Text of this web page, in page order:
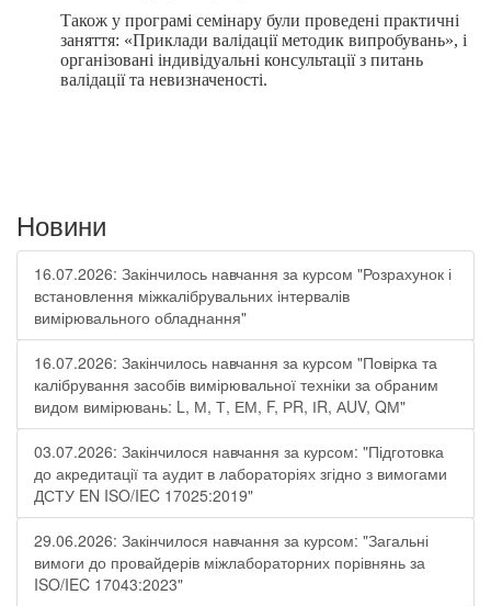
Також у програмі семінару були проведені практичні
заняття: «Приклади валідації методик випробувань», і
організовані індивідуальні консультації з питань
валідації та невизначеності.
Новини
16.07.2026: Закінчилось навчання за курсом "Розрахунок і
встановлення міжкалібрувальних інтервалів
вимірювального обладнання"
16.07.2026: Закінчилось навчання за курсом "Повірка та
калібрування засобів вимірювальної техніки за обраним
видом вимірювань: L, М, Т, ЕМ, F, РR, ІR, АUV, QМ"
03.07.2026: Закінчилося навчання за курсом: "Підготовка
до акредитації та аудит в лабораторіях згідно з вимогами
ДСТУ EN ISO/IEC 17025:2019"
29.06.2026: Закінчилося навчання за курсом: "Загальні
вимоги до провайдерів міжлабораторних порівнянь за
ISO/IEC 17043:2023"